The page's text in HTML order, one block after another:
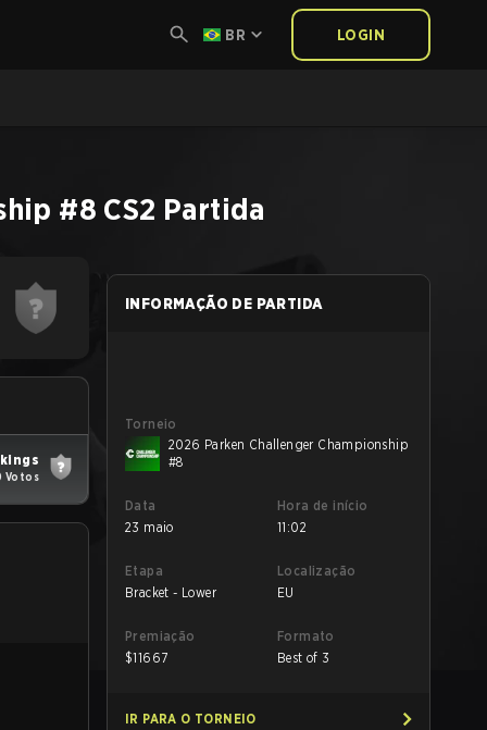
BR LOGIN
#8 CS2 Partida
Votos
INFORMAÇÃO DE PARTIDA
Torneio
2026 Parken Challenger Championship
#8
Data
23 maio
Hora de início
11:02
Etapa
Bracket - Lower
Localização
EU
Premiação
$11667
Formato
Best of 3
IR PARA O TORNEIO